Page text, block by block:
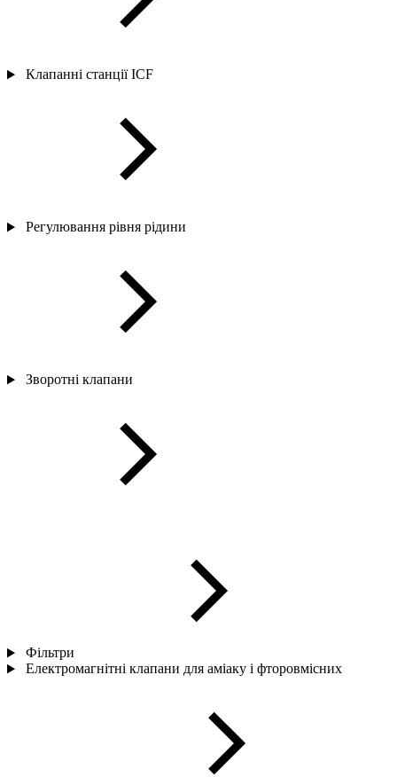
Клапанні станції ICF
Регулювання рівня рідини
Зворотні клапани
Фільтри
Електромагнітні клапани для аміаку і фторовмісних